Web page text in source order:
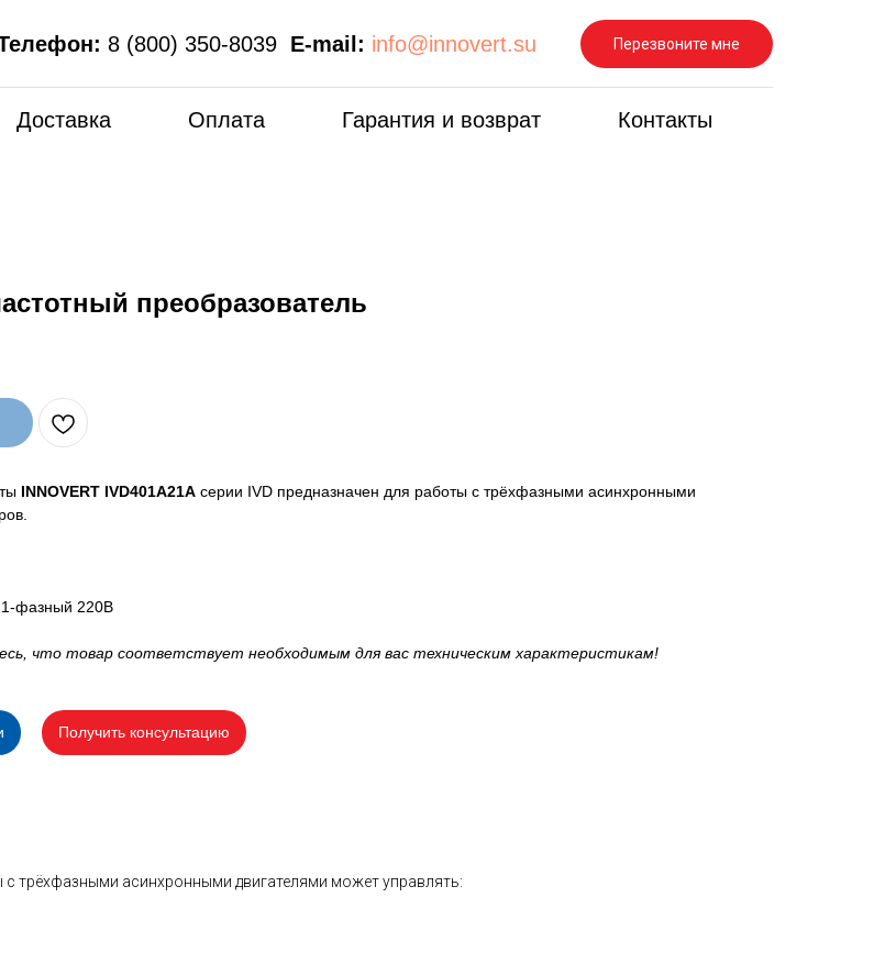
8 (800) 350-8039 E-mail: info@innovert.su Перезвоните мне
Доставка Оплата Гарантия и возврат Контакты
преобразователь
INNOVERT IVD401A21A серии IVD предназначен для работы с трёхфазными асинхронными
1-фазный 220В
что товар соответствует необходимым для вас техническим характеристикам!
Получить консультацию
с трёхфазными асинхронными двигателями может управлять: